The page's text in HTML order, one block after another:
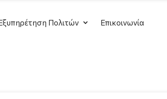
Πολιτών Επικοινωνία